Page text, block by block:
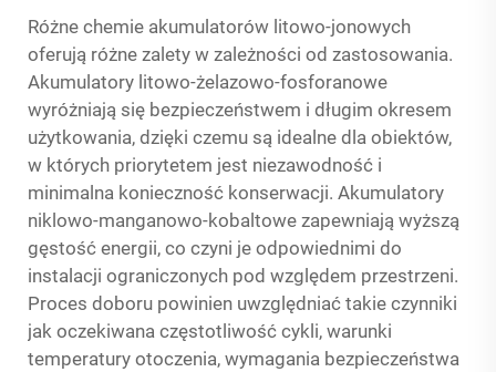
Różne chemie akumulatorów litowo-jonowych
oferują różne zalety w zależności od zastosowania.
Akumulatory litowo-żelazowo-fosforanowe
wyróżniają się bezpieczeństwem i długim okresem
użytkowania, dzięki czemu są idealne dla obiektów,
w których priorytetem jest niezawodność i
minimalna konieczność konserwacji. Akumulatory
niklowo-manganowo-kobaltowe zapewniają wyższą
gęstość energii, co czyni je odpowiednimi do
instalacji ograniczonych pod względem przestrzeni.
Proces doboru powinien uwzględniać takie czynniki
jak oczekiwana częstotliwość cykli, warunki
temperatury otoczenia, wymagania bezpieczeństwa